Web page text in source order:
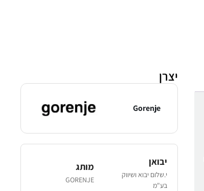
יצרן
Gorenje
יבואן
י.שלום יבוא ושיווק
בע"מ
מותג
GORENJE